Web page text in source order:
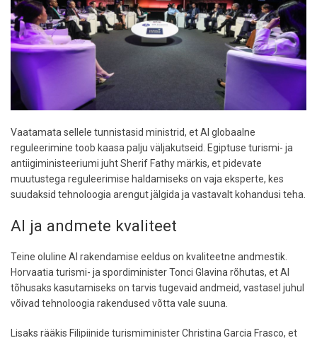
Vaatamata sellele tunnistasid ministrid, et AI globaalne
reguleerimine toob kaasa palju väljakutseid. Egiptuse turismi- ja
antiigiministeeriumi juht Sherif Fathy märkis, et pidevate
muutustega reguleerimise haldamiseks on vaja eksperte, kes
suudaksid tehnoloogia arengut jälgida ja vastavalt kohandusi teha.
AI ja andmete kvaliteet
Teine oluline AI rakendamise eeldus on kvaliteetne andmestik.
Horvaatia turismi- ja spordiminister Tonci Glavina rõhutas, et AI
tõhusaks kasutamiseks on tarvis tugevaid andmeid, vastasel juhul
võivad tehnoloogia rakendused võtta vale suuna.
Lisaks rääkis Filipiinide turismiminister Christina Garcia Frasco, et